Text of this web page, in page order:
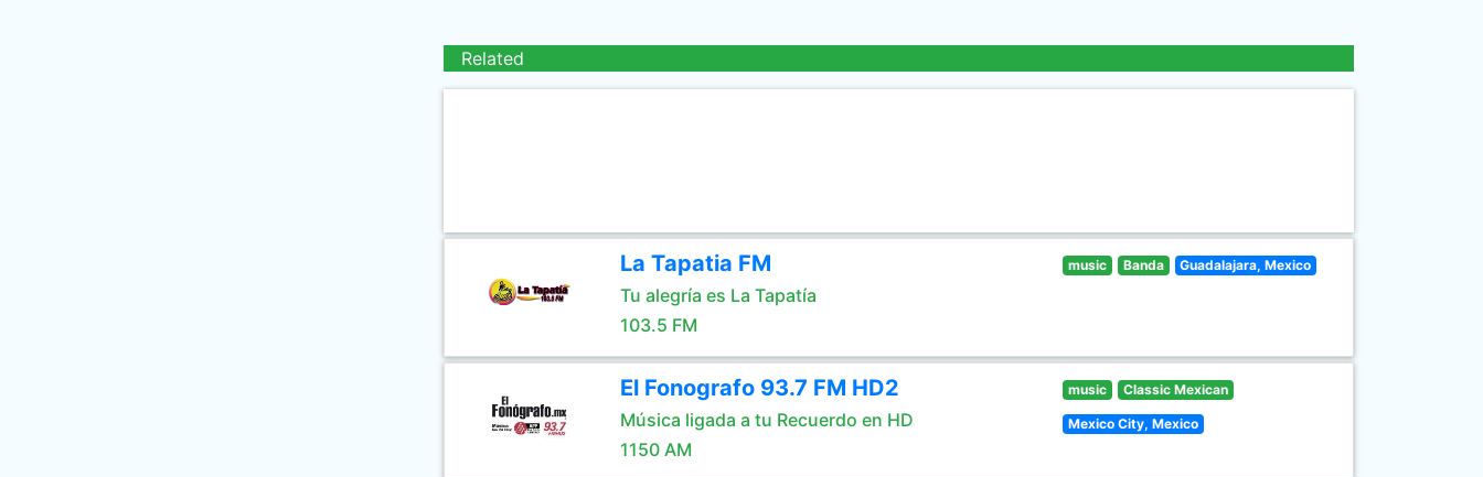
Related
La Tapatia FM
Tu alegría es La Tapatía
103.5 FM
music Banda Guadalajara, Mexico
El Fonografo 93.7 FM HD2
Música ligada a tu Recuerdo en HD
1150 AM
music Classic Mexican
Mexico City, Mexico